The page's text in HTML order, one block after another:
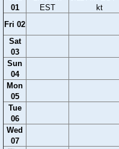
01
EST
kt
Fri 02
Sat
03
Sun
04
Mon
05
Tue
06
Wed
07